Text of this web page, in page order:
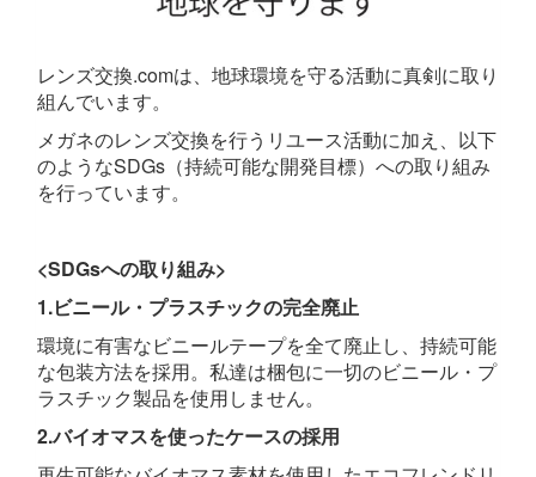
レンズ交換.comは、地球環境を守る活動に真剣に取り
組んでいます。
メガネのレンズ交換を行うリユース活動に加え、以下
のようなSDGs（持続可能な開発目標）への取り組み
を行っています。
<SDGsへの取り組み>
1.ビニール・プラスチックの完全廃止
環境に有害なビニールテープを全て廃止し、持続可能
な包装方法を採用。私達は梱包に一切のビニール・プ
ラスチック製品を使用しません。
2.バイオマスを使ったケースの採用